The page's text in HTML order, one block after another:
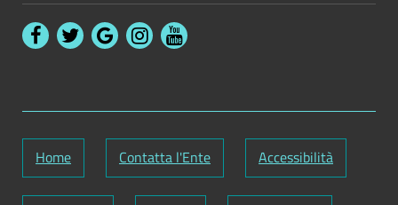
Home Contatta l'Ente Accessibilità